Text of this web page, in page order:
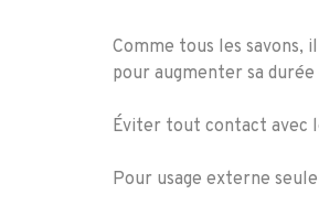
Comme tous les savons,
pour augmenter sa durée
Éviter tout contact avec
Pour usage externe